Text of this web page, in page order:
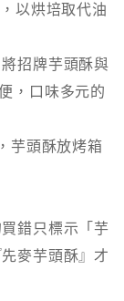
以烘培取代油
招牌芋頭酥與
，口味多元的
芋頭酥放烤箱
錯只標示「芋
麥芋頭酥』才